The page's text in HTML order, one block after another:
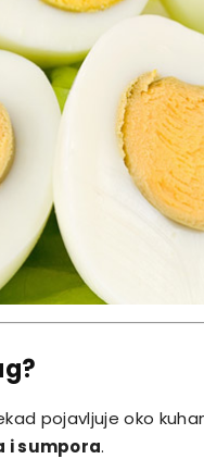
pojavljuje oko
i sumpora.